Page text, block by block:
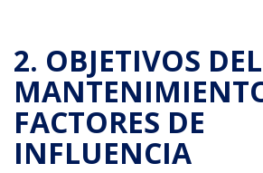
2. OBJETIVOS DEL
FACTORES DE
INFLUENCIA